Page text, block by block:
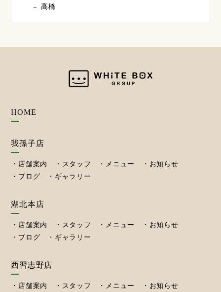
高橋
HOME
我孫子店
店舗案内 スタッフ メニュー
お知らせ
ブログ
ギャラリー
湖北本店
店舗案内 スタッフ メニュー
お知らせ
ブログ
ギャラリー
西習志野店
店舗案内 スタッフ メニュー お知らせ